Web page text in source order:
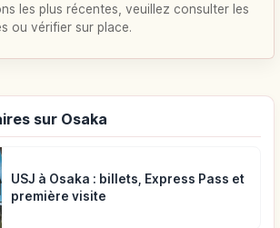
les plus récentes, veuillez consulter les
ou vérifier sur place.
sur Osaka
USJ à Osaka : billets, Express Pass et
première visite